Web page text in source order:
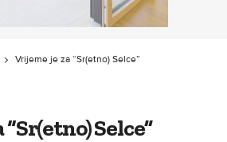
Vrijeme je za “Sr(etno) Selce”
Selce”